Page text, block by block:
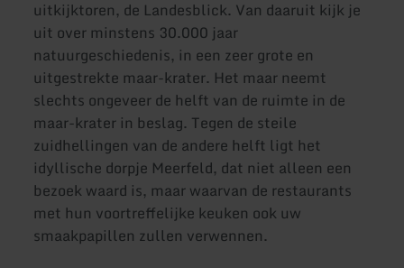
uitkijktoren, de Landesblick. Van daaruit kijk je
uit over minstens 30.000 jaar
natuurgeschiedenis, in een zeer grote en
uitgestrekte maar-krater. Het maar neemt
slechts ongeveer de helft van de ruimte in de
maar-krater in beslag. Tegen de steile
zuidhellingen van de andere helft ligt het
idyllische dorpje Meerfeld, dat niet alleen een
bezoek waard is, maar waarvan de restaurants
met hun voortreffelijke keuken ook uw
smaakpapillen zullen verwennen.